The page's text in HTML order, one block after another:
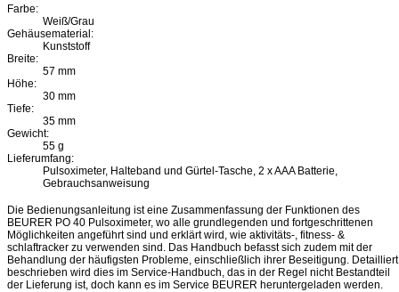
Farbe:
Weiß/Grau
Gehäusematerial:
Kunststoff
Breite:
57 mm
Höhe:
30 mm
Tiefe:
35 mm
Gewicht:
55 g
Lieferumfang:
Pulsoximeter, Halteband und Gürtel-Tasche, 2 x AAA Batterie,
Gebrauchsanweisung
Die Bedienungsanleitung ist eine Zusammenfassung der Funktionen des
BEURER PO 40 Pulsoximeter, wo alle grundlegenden und fortgeschrittenen
Möglichkeiten angeführt sind und erklärt wird, wie aktivitäts-, fitness- &
schlaftracker zu verwenden sind. Das Handbuch befasst sich zudem mit der
Behandlung der häufigsten Probleme, einschließlich ihrer Beseitigung. Detailliert
beschrieben wird dies im Service-Handbuch, das in der Regel nicht Bestandteil
der Lieferung ist, doch kann es im Service BEURER heruntergeladen werden.